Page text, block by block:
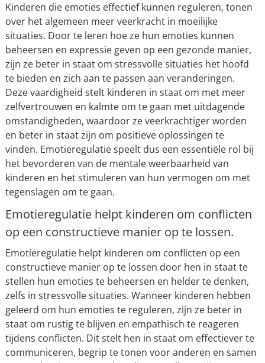
Kinderen die emoties effectief kunnen reguleren, tonen
over het algemeen meer veerkracht in moeilijke
situaties. Door te leren hoe ze hun emoties kunnen
beheersen en expressie geven op een gezonde manier,
zijn ze beter in staat om stressvolle situaties het hoofd
te bieden en zich aan te passen aan veranderingen.
Deze vaardigheid stelt kinderen in staat om met meer
zelfvertrouwen en kalmte om te gaan met uitdagende
omstandigheden, waardoor ze veerkrachtiger worden
en beter in staat zijn om positieve oplossingen te
vinden. Emotieregulatie speelt dus een essentiële rol bij
het bevorderen van de mentale weerbaarheid van
kinderen en het stimuleren van hun vermogen om met
tegenslagen om te gaan.
Emotieregulatie helpt kinderen om conflicten
op een constructieve manier op te lossen.
Emotieregulatie helpt kinderen om conflicten op een
constructieve manier op te lossen door hen in staat te
stellen hun emoties te beheersen en helder te denken,
zelfs in stressvolle situaties. Wanneer kinderen hebben
geleerd om hun emoties te reguleren, zijn ze beter in
staat om rustig te blijven en empathisch te reageren
tijdens conflicten. Dit stelt hen in staat om effectiever te
communiceren, begrip te tonen voor anderen en samen